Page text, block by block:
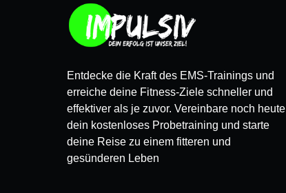
Entdecke die Kraft des EMS-Trainings und
erreiche deine Fitness-Ziele schneller und
effektiver als je zuvor. Vereinbare noch heute
dein kostenloses Probetraining und starte
deine Reise zu einem fitteren und
gesünderen Leben